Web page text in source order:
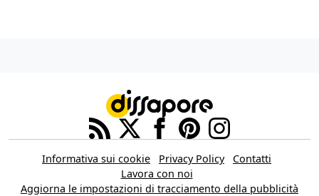
Informativa sui cookie Privacy Policy
Contatti
Lavora con noi
Aggiorna le impostazioni di tracciamento della pubblicità